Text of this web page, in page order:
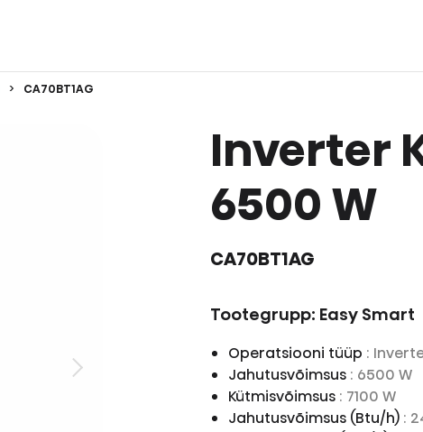
CA70BT1AG
Inverter
6500 W
CA70BT1AG
Tootegrupp: Easy Smart
Operatsiooni tüüp :
Jahutusvõimsus : 6500 W
Kütmisvõimsus : 7100 W
Jahutusvõimsus (Btu/h) :